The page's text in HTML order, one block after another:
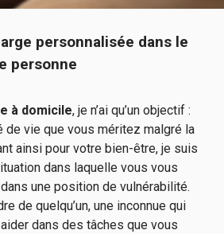
personnalisée dans le
personne
à domicile, je n’ai qu’un objectif :
de vie que vous méritez malgré la
ainsi pour votre bien-être, je suis
dans laquelle vous vous
une position de vulnérabilité.
de quelqu’un, une inconnue qui
dans des tâches que vous